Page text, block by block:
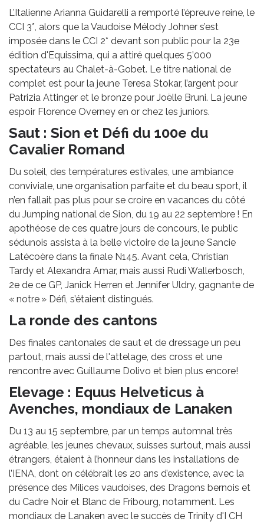
L’Italienne Arianna Guidarelli a remporté l’épreuve reine, le
CCI 3*, alors que la Vaudoise Mélody Johner s’est
imposée dans le CCI 2* devant son public pour la 23e
édition d'Equissima, qui a attiré quelques 5’000
spectateurs au Chalet-à-Gobet. Le titre national de
complet est pour la jeune Teresa Stokar, l’argent pour
Patrizia Attinger et le bronze pour Joëlle Bruni. La jeune
espoir Florence Overney en or chez les juniors.
Saut : Sion et Défi du 100e du
Cavalier Romand
Du soleil, des températures estivales, une ambiance
conviviale, une organisation parfaite et du beau sport, il
n’en fallait pas plus pour se croire en vacances du côté
du Jumping national de Sion, du 19 au 22 septembre ! En
apothéose de ces quatre jours de concours, le public
sédunois assista à la belle victoire de la jeune Sancie
Latécoère dans la finale N145. Avant cela, Christian
Tardy et Alexandra Amar, mais aussi Rudi Wallerbosch,
2e de ce GP, Janick Herren et Jennifer Uldry, gagnante de
« notre » Défi, s’étaient distingués.
La ronde des cantons
Des finales cantonales de saut et de dressage un peu
partout, mais aussi de l'attelage, des cross et une
rencontre avec Guillaume Dolivo et bien plus encore!
Elevage : Equus Helveticus à
Avenches, mondiaux de Lanaken
Du 13 au 15 septembre, par un temps automnal très
agréable, les jeunes chevaux, suisses surtout, mais aussi
étrangers, étaient à l’honneur dans les installations de
l’IENA, dont on célébrait les 20 ans d’existence, avec la
présence des Milices vaudoises, des Dragons bernois et
du Cadre Noir et Blanc de Fribourg, notamment. Les
mondiaux de Lanaken avec le succès de Trinity d'I CH